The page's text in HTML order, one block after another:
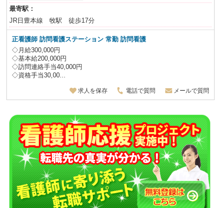
最寄駅：
JR日豊本線 牧駅 徒歩17分
正看護師訪問看護ステーション 常勤 訪問看護
◇月給300,000円
◇基本給200,000円
◇訪問連絡手当40,000円
◇資格手当30,00...
求人を保存 電話で質問 メールで質問